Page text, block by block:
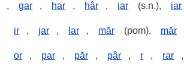
, gar , har , hâr , iar (s.n.), iar
ir , jar , lar , măr (pom), măr
or , par , păr , pâr , r , rar ,